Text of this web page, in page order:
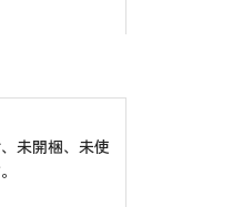
未開梱、未使